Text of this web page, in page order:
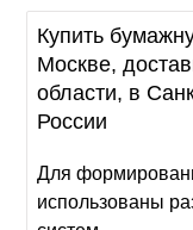
Купить
Москве,
области, в
России
Для
использованы